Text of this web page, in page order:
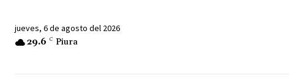
jueves, 6 de agosto del 2026
29.6 C Piura